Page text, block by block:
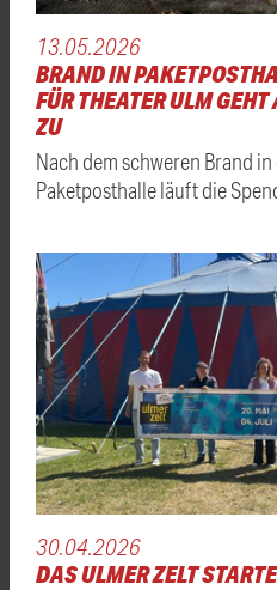
13.05.2026
BRAND IN
FÜR THEATER ULM
ZU
Nach dem schweren Brand
Paketposthalle läuft die
30.04.2026
DAS ULMER ZELT